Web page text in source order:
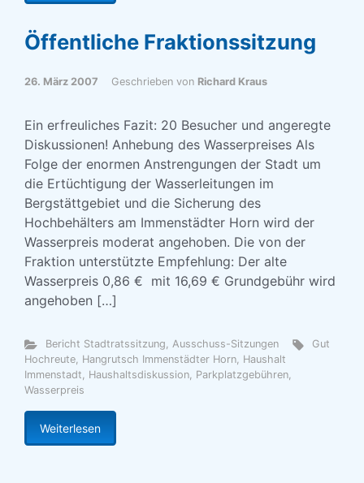
Öffentliche Fraktionssitzung
26. März 2007 Geschrieben von Richard Kraus
Ein erfreuliches Fazit: 20 Besucher und angeregte
Diskussionen! Anhebung des Wasserpreises Als
Folge der enormen Anstrengungen der Stadt um
die Ertüchtigung der Wasserleitungen im
Bergstättgebiet und die Sicherung des
Hochbehälters am Immenstädter Horn wird der
Wasserpreis moderat angehoben. Die von der
Fraktion unterstützte Empfehlung: Der alte
Wasserpreis 0,86 € mit 16,69 € Grundgebühr wird
angehoben […]
Bericht Stadtratssitzung, Ausschuss-Sitzungen
Gut
Hochreute, Hangrutsch Immenstädter Horn, Haushalt
Immenstadt, Haushaltsdiskussion, Parkplatzgebühren,
Wasserpreis
Weiterlesen